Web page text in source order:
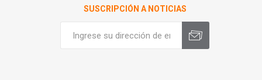
SUSCRIPCIÓN A NOTICIAS